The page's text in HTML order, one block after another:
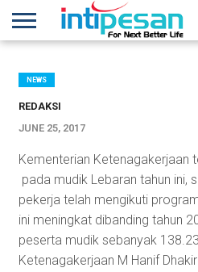
NEWS
CONFERENCES
TRAINING
IPSHOW
EVENT
IP
NETWORK
MORE
NEWS
REDAKSI
JUNE 25, 2017
Kementerian Ketenagakerjaan
pada mudik Lebaran tahun ini,
pekerja telah mengikuti
ini meningkat dibanding tahun
peserta mudik sebanyak
Ketenagakerjaan M Hanif